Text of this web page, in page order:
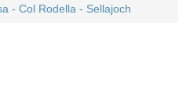
- Col Rodella - Sellajoch